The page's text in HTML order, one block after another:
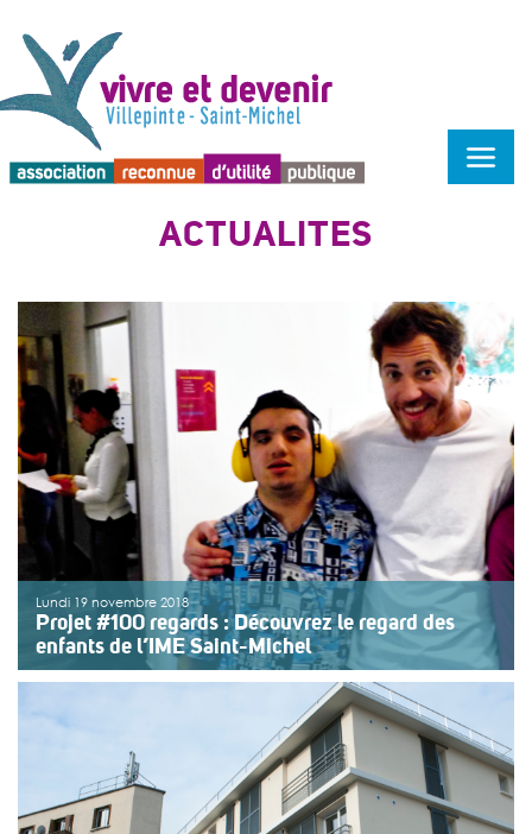
ACTUALITÉS
Lundi 19 novembre 2018
Projet #100 regards : Découvrez le regard des
enfants de l’IME Saint-Michel
Dans le cadre du projet #100regards, découvrez le
reportage photographique réalisé par les enfants et les
professionnels de l’IME Saint-Michel situé à Paris. Cet
établissement accueille des adolescents et jeunes
adultes porteurs d’un trouble du spectre de l’autisme.
Le projet […]
>>Lire la suite